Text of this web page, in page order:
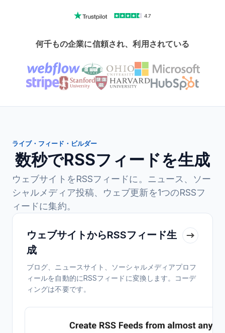
4.7
何千もの企業に信頼され、利用されている
ライブ・フィード・ビルダー
数秒でRSSフィードを生成
ウェブサイトをRSSフィードに。ニュース、ソー
シャルメディア投稿、ウェブ更新を1つのRSSフ
ィードに集約。
ウェブサイトからRSSフィード生
成
ブログ、ニュースサイト、ソーシャルメディアプロフ
ィールを自動的にRSSフィードに変換します。コーデ
ィングは不要です。